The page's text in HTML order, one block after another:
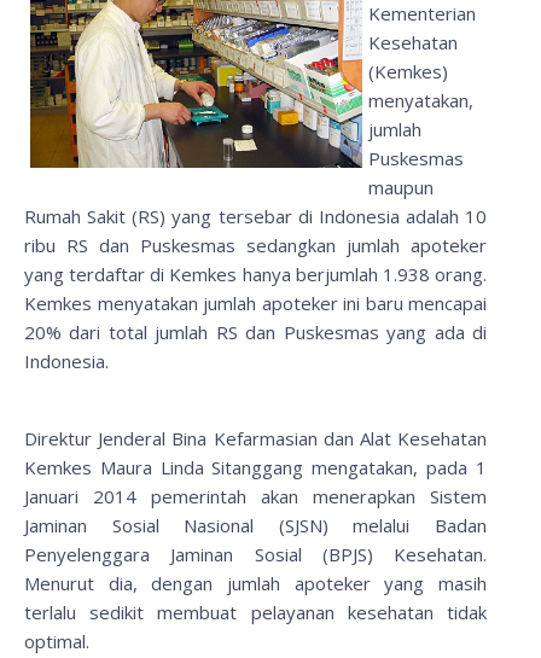
Kementerian
Kesehatan
(Kemkes)
menyatakan,
jumlah
Puskesmas
maupun
Rumah Sakit (RS) yang tersebar di Indonesia adalah 10
ribu RS dan Puskesmas sedangkan jumlah apoteker
yang terdaftar di Kemkes hanya berjumlah 1.938 orang.
Kemkes menyatakan jumlah apoteker ini baru mencapai
20% dari total jumlah RS dan Puskesmas yang ada di
Indonesia.
Direktur Jenderal Bina Kefarmasian dan Alat Kesehatan
Kemkes Maura Linda Sitanggang mengatakan, pada 1
Januari 2014 pemerintah akan menerapkan Sistem
Jaminan Sosial Nasional (SJSN) melalui Badan
Penyelenggara Jaminan Sosial (BPJS) Kesehatan.
Menurut dia, dengan jumlah apoteker yang masih
terlalu sedikit membuat pelayanan kesehatan tidak
optimal.